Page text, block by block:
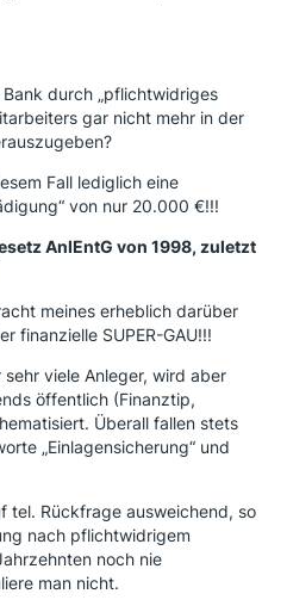
durch „pflichtwidriges
gar nicht mehr in der
Fall lediglich eine
von nur 20.000 €!!!
AnlEntG von 1998, zuletzt
meines erheblich darüber
finanzielle SUPER-GAU!!!
viele Anleger, wird aber
öffentlich (Finanztip,
Überall fallen stets
„Einlagensicherung“ und
tel. Rückfrage ausweichend, so
nach pflichtwidrigem
noch nie
man nicht.